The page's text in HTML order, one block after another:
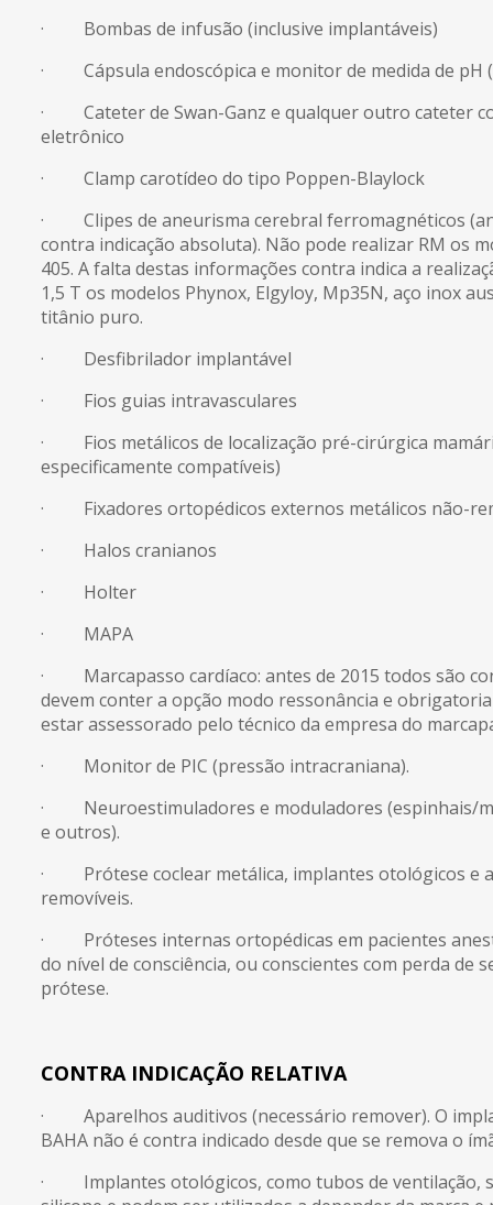
· Bombas de infusão (inclusive implantáveis)
· Cápsula endoscópica e monitor de medida de pH
· Cateter de Swan-Ganz e qualquer outro cateter
eletrônico
· Clamp carotídeo do tipo Poppen-Blaylock
· Clipes de aneurisma cerebral ferromagnéticos
contra indicação absoluta). Não pode realizar RM os
405. A falta destas informações contra indica a
1,5 T os modelos Phynox, Elgyloy, Mp35N, aço inox
titânio puro.
· Desfibrilador implantável
· Fios guias intravasculares
· Fios metálicos de localização pré-cirúrgica
especificamente compatíveis)
· Fixadores ortopédicos externos metálicos não-
· Halos cranianos
· Holter
· MAPA
· Marcapasso cardíaco: antes de 2015 todos são
devem conter a opção modo ressonância e
estar assessorado pelo técnico da empresa do
· Monitor de PIC (pressão intracraniana).
· Neuroestimuladores e moduladores (espinhais/
e outros).
· Prótese coclear metálica, implantes otológicos e
removíveis.
· Próteses internas ortopédicas em pacientes
do nível de consciência, ou conscientes com perda de
prótese.
CONTRA INDICAÇÃO RELATIVA
· Aparelhos auditivos (necessário remover). O
BAHA não é contra indicado desde que se remova o
· Implantes otológicos, como tubos de ventilação,